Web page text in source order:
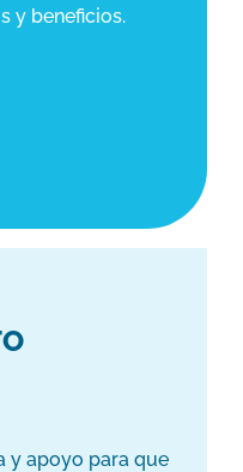
y beneficios.
y apoyo para que